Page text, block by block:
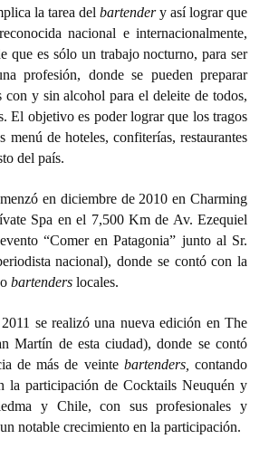
Coordinadora
Públicas
la tarea del bartendery así lograr que
nacional e internacionalmente,
que es sólo un trabajo nocturno, para ser
profesión, donde se pueden preparar
con y sin alcohol para el deleite de todos,
El objetivo es poder lograr que los tragos
menú de hoteles, confiterías, restaurantes
del país.
en diciembre de 2010 en Charming
Spa en el 7,500 Km de Av. Ezequiel
“Comer en Patagonia” junto al Sr.
nacional), donde se contó con la
bartenders locales.
se realizó una nueva edición en The
Martín de esta ciudad), donde se contó
de más de veinte bartenders, contando
la participación de Cocktails Neuquén y
y Chile, con sus profesionales y
notable crecimiento en la participación.